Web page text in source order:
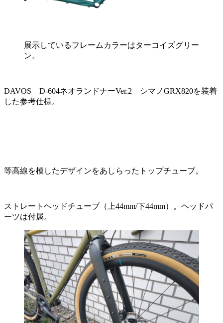
展示しているフレームカラーはターコイズグリー
ン。
DAVOS D-604ネオランドナーVer.2 シマノGRX820を装着
した参考仕様。
等高線を模したデザインをあしらったトップチューブ。
ストレートヘッドチューブ（上44mm/下44mm）。ヘッドパ
ーツは付属。